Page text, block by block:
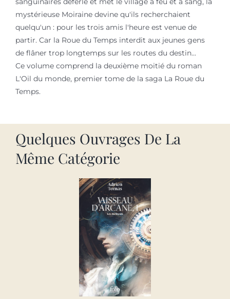
mystérieuse Moiraine devine qu'ils recherchaient
quelqu'un : pour les trois amis l'heure est venue de
partir. Car la Roue du Temps interdit aux jeunes gens
de flâner trop longtemps sur les routes du destin...
Ce volume comprend la deuxième moitié du roman
L'Oil du monde, premier tome de la saga La Roue du
Temps.
Quelques Ouvrages De La
Même Catégorie